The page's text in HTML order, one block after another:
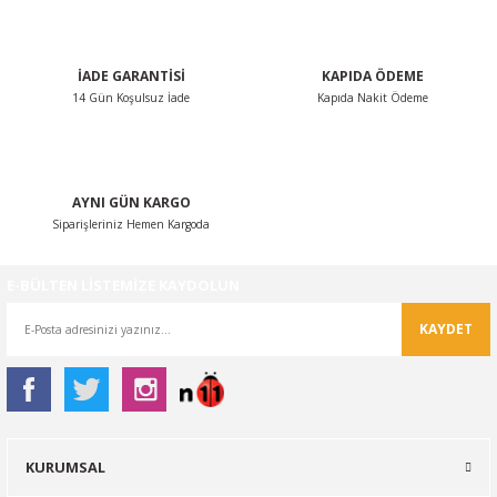
İADE GARANTİSİ
14 Gün Koşulsuz İade
KAPIDA ÖDEME
Kapıda Nakit Ödeme
AYNI GÜN KARGO
Siparişleriniz Hemen Kargoda
KAYDET
KURUMSAL